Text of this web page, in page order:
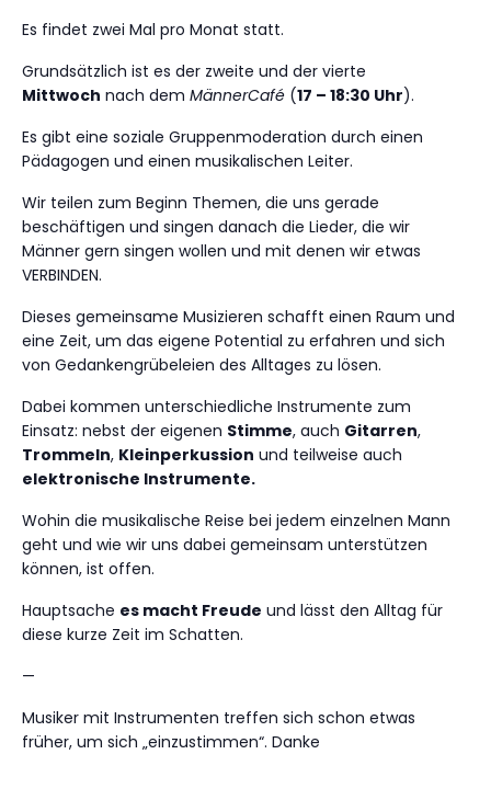
Es findet zwei Mal pro Monat statt.
Grundsätzlich ist es der zweite und der vierte
Mittwoch nach dem MännerCafé (17 – 18:30 Uhr).
Es gibt eine soziale Gruppenmoderation durch einen
Pädagogen und einen musikalischen Leiter.
Wir teilen zum Beginn Themen, die uns gerade
beschäftigen und singen danach die Lieder, die wir
Männer gern singen wollen und mit denen wir etwas
VERBINDEN.
Dieses gemeinsame Musizieren schafft einen Raum und
eine Zeit, um das eigene Potential zu erfahren und sich
von Gedankengrübeleien des Alltages zu lösen.
Dabei kommen unterschiedliche Instrumente zum
Einsatz: nebst der eigenen Stimme, auch Gitarren,
Trommeln, Kleinperkussion und teilweise auch
elektronische Instrumente.
Wohin die musikalische Reise bei jedem einzelnen Mann
geht und wie wir uns dabei gemeinsam unterstützen
können, ist offen.
Hauptsache es macht Freude und lässt den Alltag für
diese kurze Zeit im Schatten.
—
Musiker mit Instrumenten treffen sich schon etwas
früher, um sich „einzustimmen“. Danke